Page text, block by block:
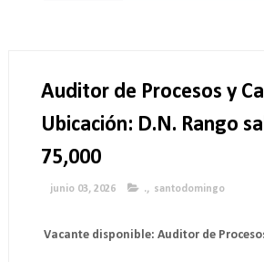
Auditor de Procesos y
Ubicación: D.N. Rango
75,000
junio 03, 2026 ., santodomingo
Vacante disponible: Auditor de